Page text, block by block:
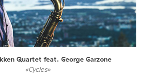
Quartet feat. George Garzone
«Cycles»